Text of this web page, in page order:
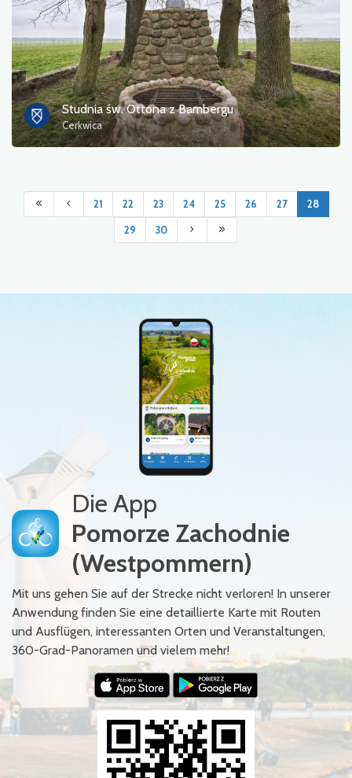
Studnia św. Ottona z Bambergu
Cerkwica
21 22 23 24 25 26 27 28
29 30
Die App
Pomorze Zachodnie
(Westpommern)
Mit uns gehen Sie auf der Strecke nicht verloren! In unserer
Anwendung finden Sie eine detaillierte Karte mit Routen
und Ausflügen, interessanten Orten und Veranstaltungen,
360-Grad-Panoramen und vielem mehr!